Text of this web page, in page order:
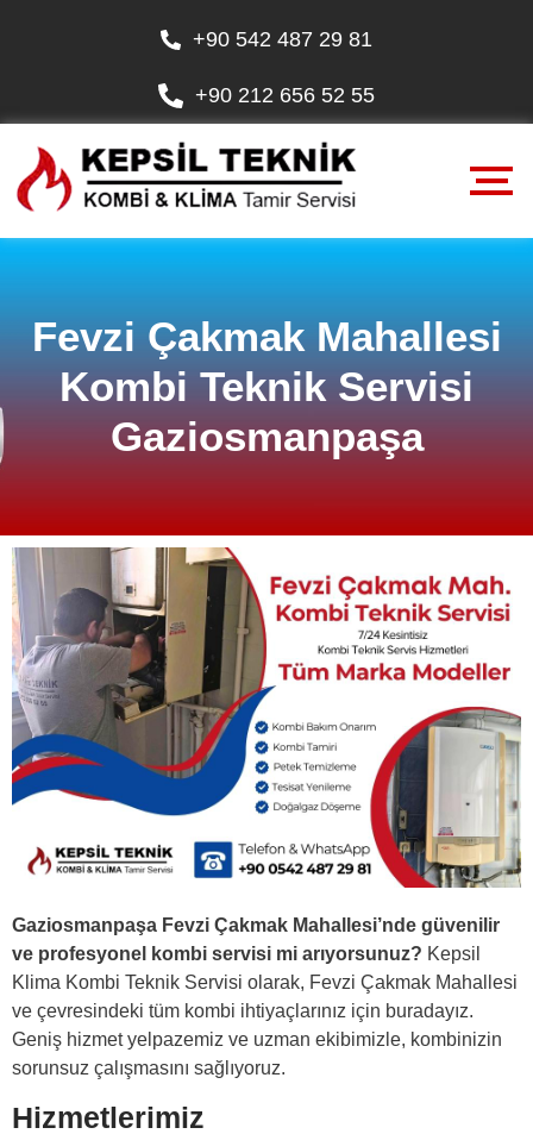
+90 542 487 29 81
+90 212 656 52 55
Fevzi Çakmak Mahallesi
Kombi Teknik Servisi
Gaziosmanpaşa
Gaziosmanpaşa Fevzi Çakmak Mahallesi’nde güvenilir
ve profesyonel kombi servisi mi arıyorsunuz? Kepsil
Klima Kombi Teknik Servisi olarak, Fevzi Çakmak Mahallesi
ve çevresindeki tüm kombi ihtiyaçlarınız için buradayız.
Geniş hizmet yelpazemiz ve uzman ekibimizle, kombinizin
sorunsuz çalışmasını sağlıyoruz.
Hizmetlerimiz